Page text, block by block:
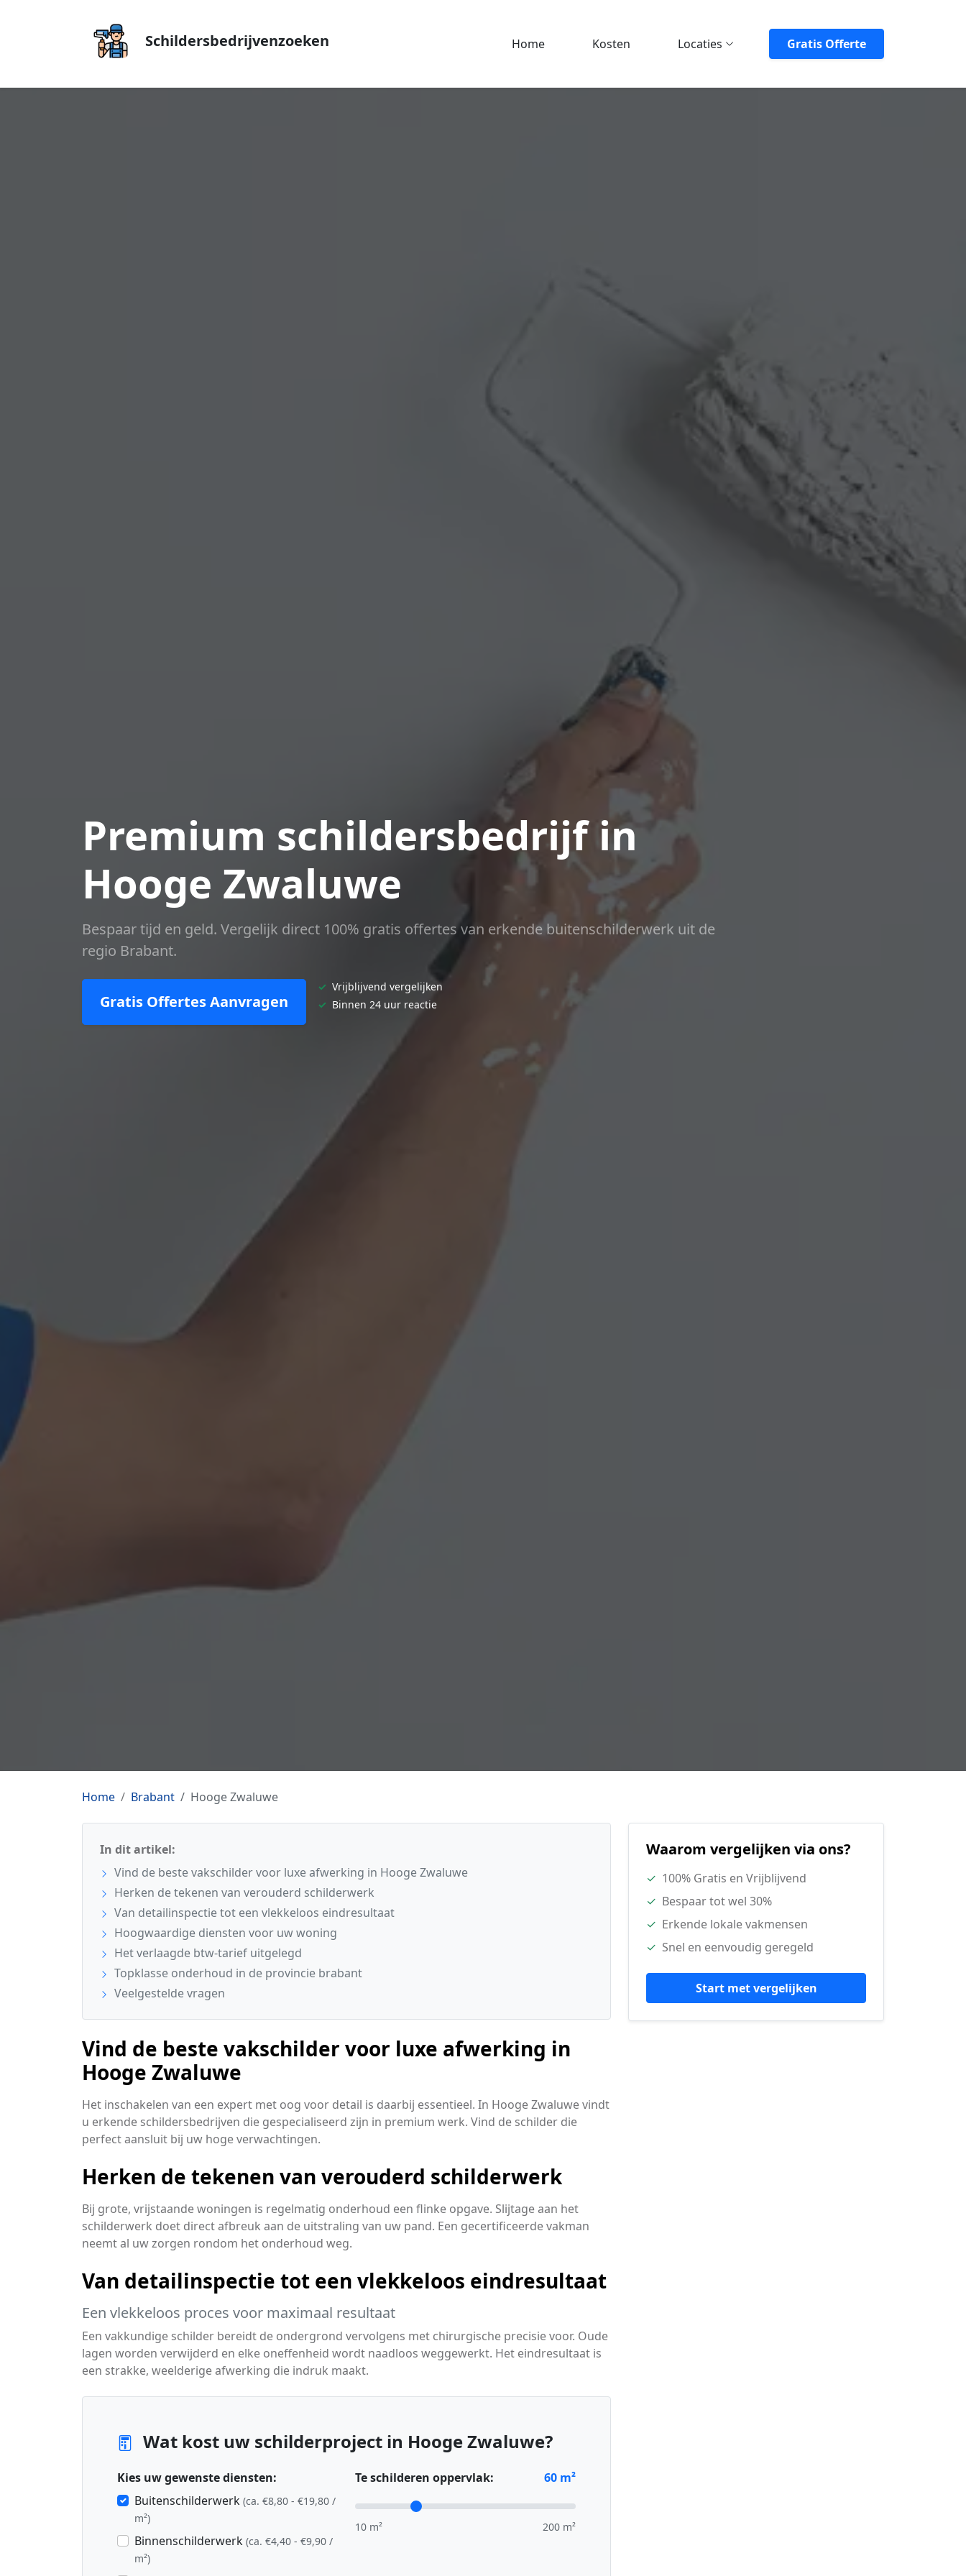
Schildersbedrijvenzoeken Home Kosten Locaties Gratis Offerte
Premium schildersbedrijf in
Hooge Zwaluwe
Bespaar tijd en geld. Vergelijk direct 100% gratis offertes van erkende buitenschilderwerk uit de
regio Brabant.
Gratis Offertes Aanvragen
✓ Vrijblijvend vergelijken
✓ Binnen 24 uur reactie
Home Brabant Hooge Zwaluwe
In dit artikel:
Vind de beste vakschilder voor luxe afwerking in Hooge Zwaluwe
Herken de tekenen van verouderd schilderwerk
Van detailinspectie tot een vlekkeloos eindresultaat
Hoogwaardige diensten voor uw woning
Het verlaagde btw-tarief uitgelegd
Topklasse onderhoud in de provincie brabant
Veelgestelde vragen
Vind de beste vakschilder voor luxe afwerking in
Hooge Zwaluwe
Het inschakelen van een expert met oog voor detail is daarbij essentieel. In Hooge Zwaluwe vindt
u erkende schildersbedrijven die gespecialiseerd zijn in premium werk. Vind de schilder die
perfect aansluit bij uw hoge verwachtingen.
Herken de tekenen van verouderd schilderwerk
Bij grote, vrijstaande woningen is regelmatig onderhoud een flinke opgave. Slijtage aan het
schilderwerk doet direct afbreuk aan de uitstraling van uw pand. Een gecertificeerde vakman
neemt al uw zorgen rondom het onderhoud weg.
Van detailinspectie tot een vlekkeloos eindresultaat
Een vlekkeloos proces voor maximaal resultaat
Een vakkundige schilder bereidt de ondergrond vervolgens met chirurgische precisie voor. Oude
lagen worden verwijderd en elke oneffenheid wordt naadloos weggewerkt. Het eindresultaat is
een strakke, weelderige afwerking die indruk maakt.
Wat kost uw schilderproject in Hooge Zwaluwe?
Kies uw gewenste diensten:
Buitenschilderwerk (ca. €8,80 - €19,80 /
m²)
Binnenschilderwerk (ca. €4,40 - €9,90 /
m²)
Te schilderen oppervlak: 60 m²
10 m² 200 m²
Waarom vergelijken via ons?
✓ 100% Gratis en Vrijblijvend
✓ Bespaar tot wel 30%
✓ Erkende lokale vakmensen
✓ Snel en eenvoudig geregeld
Start met vergelijken